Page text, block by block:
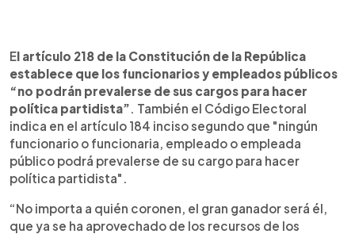
El artículo 218 de la Constitución de la República
establece que los funcionarios y empleados públicos
“no podrán prevalerse de sus cargos para hacer
política partidista” . También el Código Electoral
indica en el artículo 184 inciso segundo que "ningún
funcionario o funcionaria, empleado o empleada
público podrá prevalerse de su cargo para hacer
política partidista".
“No importa a quién coronen, el gran ganador será él,
que ya se ha aprovechado de los recursos de los